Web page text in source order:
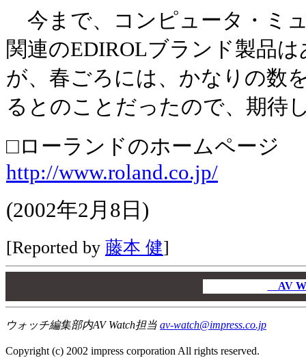
今まで、コンピュータ・ミ
関連のEDIROLブランド製品
が、春ごろには、かなりの数
るとのことだったので、期待
□ローランドのホームページ
http://www.roland.co.jp/
(2002年2月8日)
[Reported by 藤本 健]
AV
ウォッチ編集部内AV Watch担当 av-watch@impress.co.jp
Copyright (c) 2002 impress corporation All rights reserved.